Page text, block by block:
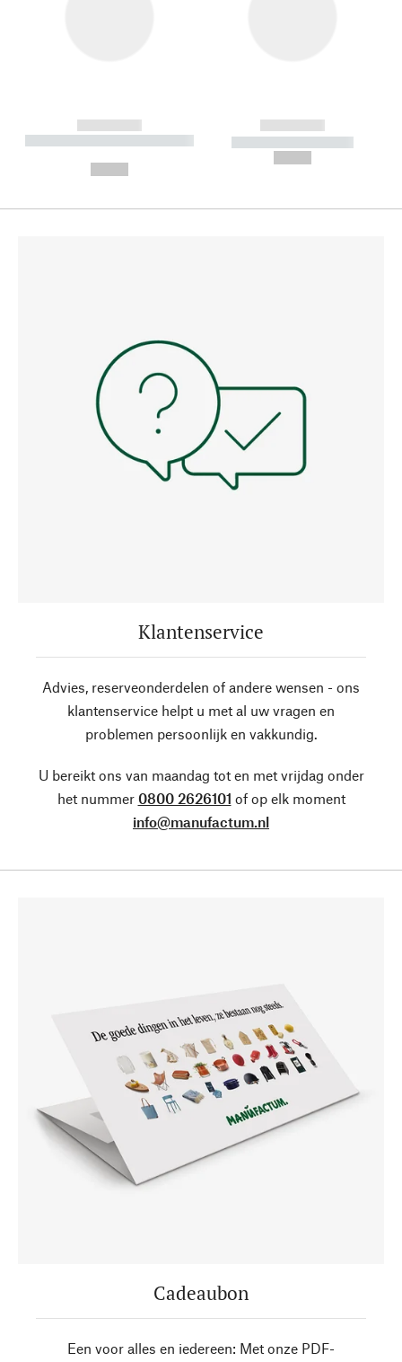
------------
----------- ----------- --------
------------
----------- -----------
Klantenservice
Advies, reserveonderdelen of andere wensen - ons
klantenservice helpt u met al uw vragen en
problemen persoonlijk en vakkundig.
U bereikt ons van maandag tot en met vrijdag onder
het nummer 0800 2626101 of op elk moment
info@manufactum.nl
Cadeaubon
Een voor alles en iedereen: Met onze PDF-